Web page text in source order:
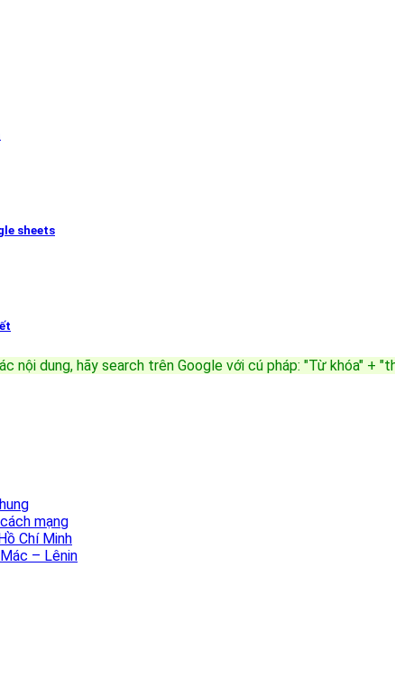
sheets
nội dung, hãy search trên Google với cú pháp: "Từ khóa" +
mạng
Chí Minh
– Lênin